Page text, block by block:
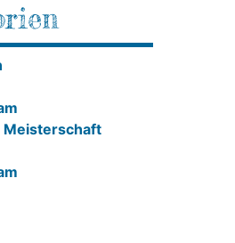
Meisterschaft